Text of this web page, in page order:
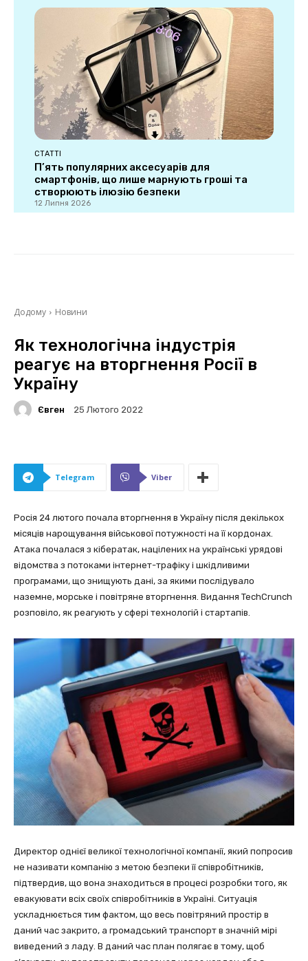
СТАТТІ
П’ять популярних аксесуарів для
смартфонів, що лише марнують гроші та
створюють ілюзію безпеки
12 Липня 2026